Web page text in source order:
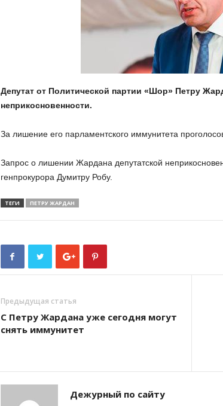
Депутат от Политической партии «Шор» Петру
неприкосновенности.
За лишение его парламентского иммунитета
Запрос о лишении Жардана депутатской
генпрокурора Думитру Робу.
ТЕГИ ПЕТРУ ЖАРДАН
Предыдущая статья
С Петру Жардана уже сегодня могут
снять иммунитет
Дежурный по сайту